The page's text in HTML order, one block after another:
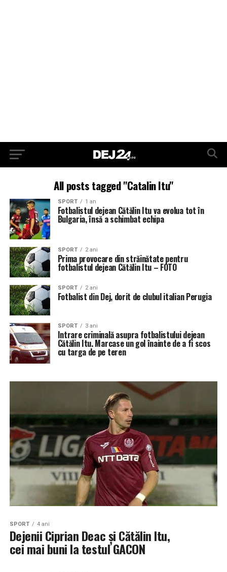
All posts tagged "Catalin Itu"
SPORT 1 an
Fotbalistul dejean Cătălin Itu va evolua tot în
Bulgaria, însă a schimbat echipa
SPORT 2 ani
Prima provocare din străinătate pentru
fotbalistul dejean Cătălin Itu – FOTO
SPORT 2 ani
Fotbalist din Dej, dorit de clubul italian Perugia
SPORT 3 ani
Intrare criminală asupra fotbalistului dejean
Cătălin Itu. Marcase un gol înainte de a fi scos
cu targa de pe teren
SPORT 4 ani
Dejenii Ciprian Deac și Cătălin Itu,
cei mai buni la testul GACON